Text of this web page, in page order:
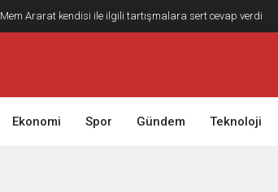
Mem Ararat kendisi ile ilgili tartışmalara sert cevap verdi
Ekonomi Spor Gündem Teknoloji